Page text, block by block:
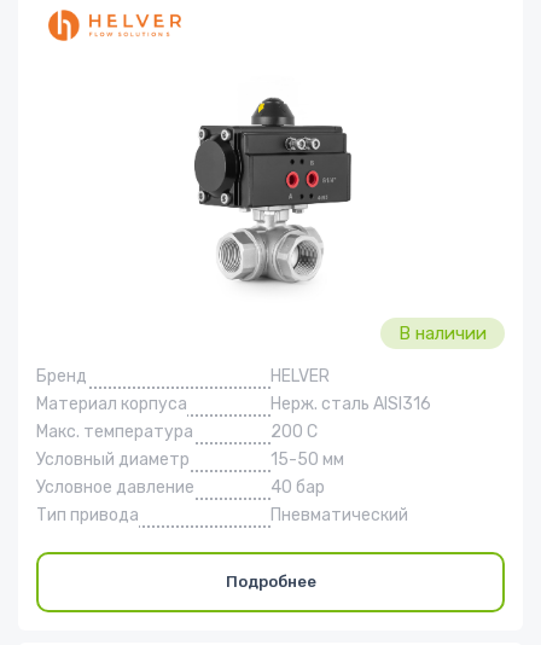
В наличии
Бренд
HELVER
Материал корпуса
Нерж. сталь AISI316
Макс. температура
200 С
Условный диаметр
15-50 мм
Условное давление
40 бар
Тип привода
Пневматический
Подробнее